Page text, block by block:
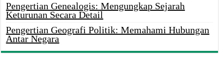
Pengertian Genealogis: Mengungkap Sejarah
Keturunan Secara Detail
Pengertian Geografi Politik: Memahami Hubungan
Antar Negara